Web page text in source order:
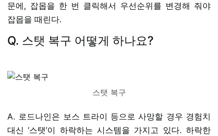
문에, 잡몹을 한 번 클릭해서 우선순위를 변경해 줘야
잡몹을 때린다.
Q. 스탯 복구 어떻게 하나요?
스탯 복구
A. 로드나인은 보스 트라이 등으로 사망할 경우 경험치
대신 ‘스탯’이 하락하는 시스템을 가지고 있다. 하락한